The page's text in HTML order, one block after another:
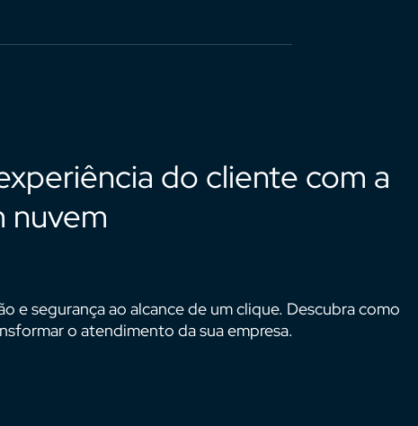
do cliente com a
nuvem
e segurança ao alcance de um clique. Descubra como
o atendimento da sua empresa.